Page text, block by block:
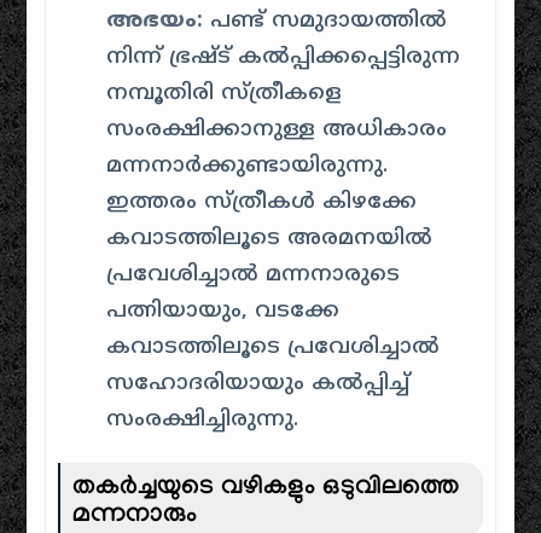
അഭയം: പണ്ട് സമുദായത്തിൽ
നിന്ന് ഭ്രഷ്ട് കൽപ്പിക്കപ്പെട്ടിരുന്ന
നമ്പൂതിരി സ്ത്രീകളെ
സംരക്ഷിക്കാനുള്ള അധികാരം
മന്നനാർക്കുണ്ടായിരുന്നു.
ഇത്തരം സ്ത്രീകൾ കിഴക്കേ
കവാടത്തിലൂടെ അരമനയിൽ
പ്രവേശിച്ചാൽ മന്നനാരുടെ
പത്നിയായും, വടക്കേ
കവാടത്തിലൂടെ പ്രവേശിച്ചാൽ
സഹോദരിയായും കൽപ്പിച്ച്
സംരക്ഷിച്ചിരുന്നു.
തകർച്ചയുടെ വഴികളും ഒടുവിലത്തെ
മന്നനാരും